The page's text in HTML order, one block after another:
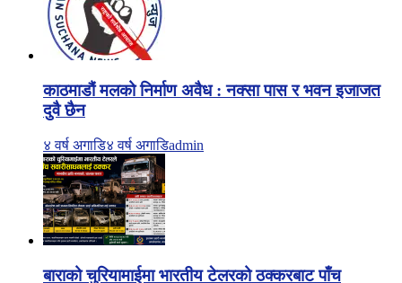
काठमाडौं मलको निर्माण अवैध : नक्सा पास र भवन इजाजत
दुवै छैन
४ वर्ष अगाडि४ वर्ष अगाडिadmin
बाराको चुरियामाईमा भारतीय टेलरको ठक्करबाट पाँच